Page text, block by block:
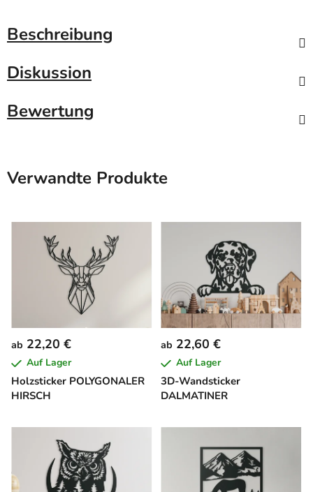
Beschreibung
Diskussion
Bewertung
Verwandte Produkte
Holzsticker POLYGONALER
HIRSCH
ab 22,20 €
Auf Lager
3D-Wandsticker
DALMATINER
ab 22,60 €
Auf Lager